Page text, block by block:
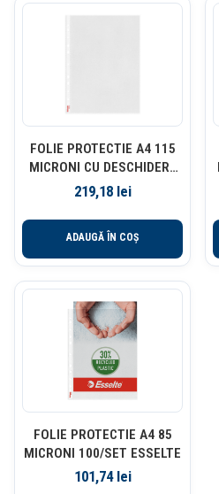
FOLIE PROTECTIE A4 115
MICRONI CU DESCHIDERE
SPECIALA 100/SET ES
219,18 lei
ADAUGĂ ÎN COȘ
FOLIE PROTECTIE A4 85
MICRONI 100/SET ESSELTE
101,74 lei